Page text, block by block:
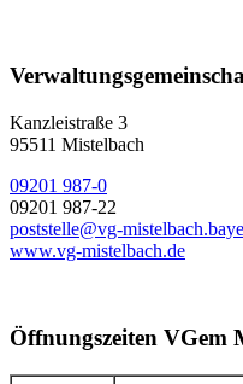
Kanzleistraße 3
95511 Mistelbach
09201 987-0
09201 987-22
poststelle@vg-
www.vg-mistelbach.de
Öffnungszeiten VGem